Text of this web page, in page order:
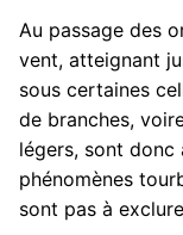
Au passage des
vent, atteignant
sous certaines
de branches,
légers, sont donc
phénomènes
sont pas à